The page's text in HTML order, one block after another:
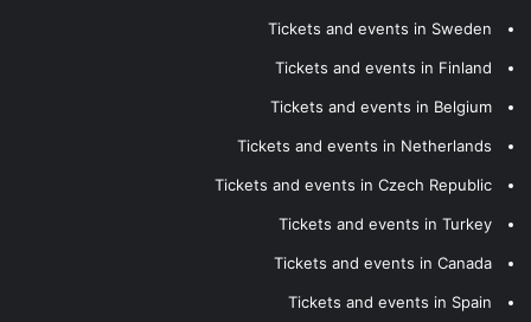
Tickets and events in Sweden
Tickets and events in Finland
Tickets and events in Belgium
Tickets and events in Netherlands
Tickets and events in Czech Republic
Tickets and events in Turkey
Tickets and events in Canada
Tickets and events in Spain